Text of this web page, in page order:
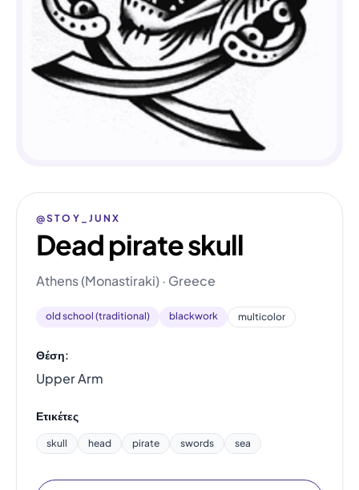
@STOY_JUNX
Dead pirate skull
Athens (Monastiraki) · Greece
old school (traditional) blackwork multicolor
Θέση:
Upper Arm
Ετικέτες
skull head pirate swords sea